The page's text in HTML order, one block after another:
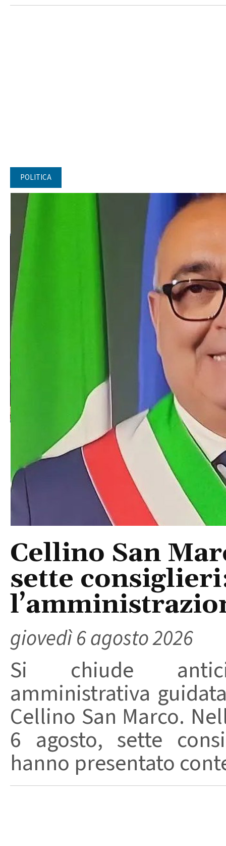
POLITICA
Cellino San
sette
giovedì 6 agosto 2026
Si chiude
amministrativa
Cellino San Marco.
6 agosto, sette
hanno presentato